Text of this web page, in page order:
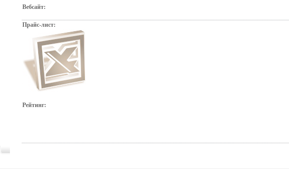
Вебсайт:
Прайс-лист:
Рейтинг: